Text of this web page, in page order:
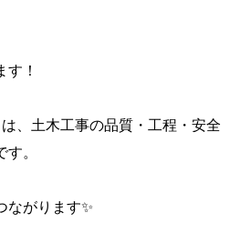
！
、土木工事の品質・工程・安全
。
ながります✨️